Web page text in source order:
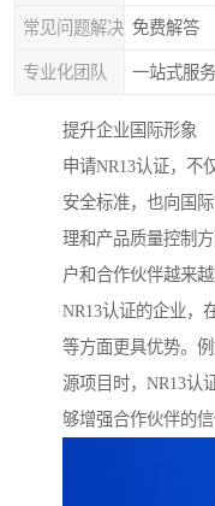
常见问题解决 免费解答
专业化团队 一站式服务
提升企业国际形象
申请NR13认证，不
安全标准，也向国
理和产品质量控制
户和合作伙伴越来
NR13认证的企业，
等方面更具优势。
源项目时，NR13认
够增强合作伙伴的